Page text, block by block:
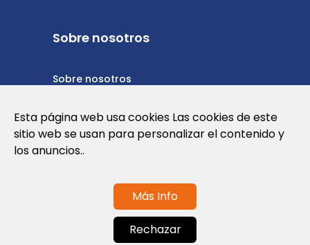
Sobre nosotros
Sobre nosotros
Política de cookies
Contáctanos
Esta página web usa cookies Las cookies de este
sitio web se usan para personalizar el contenido y
los anuncios..
Más Info
Rechazar